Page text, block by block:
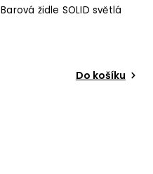
Barová židle SOLID světlá
Do košíku